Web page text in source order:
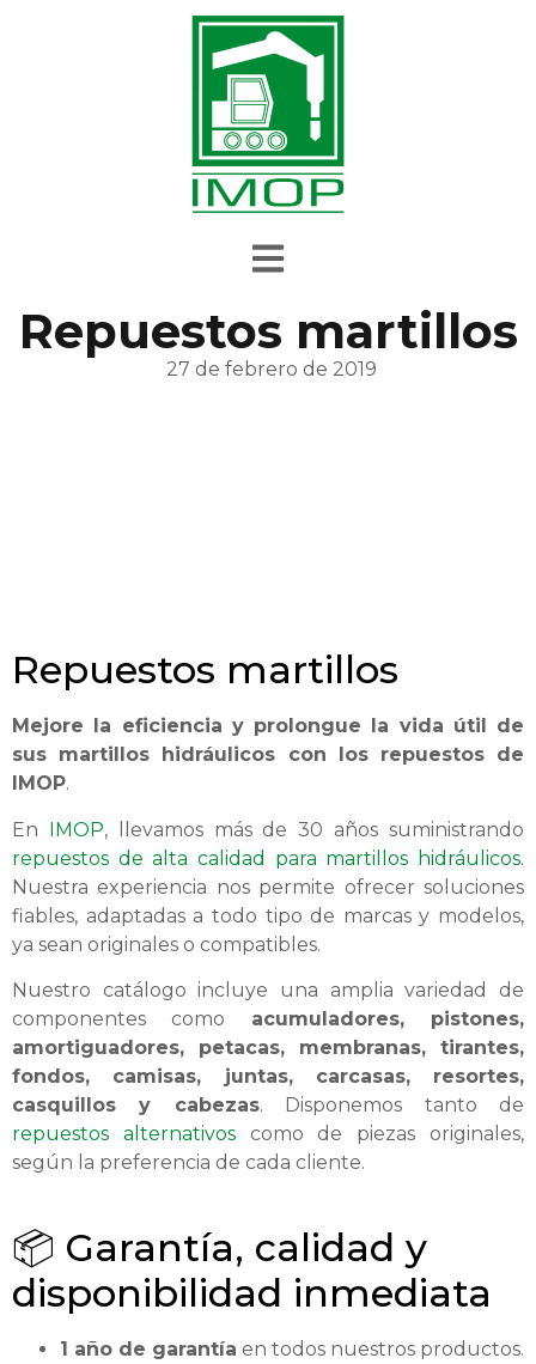
Repuestos martillos
27 de febrero de 2019
Repuestos martillos
Mejore la eficiencia y prolongue la vida útil de
sus martillos hidráulicos con los repuestos de
IMOP.
En IMOP, llevamos más de 30 años suministrando
repuestos de alta calidad para martillos hidráulicos.
Nuestra experiencia nos permite ofrecer soluciones
fiables, adaptadas a todo tipo de marcas y modelos,
ya sean originales o compatibles.
Nuestro catálogo incluye una amplia variedad de
componentes como acumuladores, pistones,
amortiguadores, petacas, membranas, tirantes,
fondos, camisas, juntas, carcasas, resortes,
casquillos y cabezas. Disponemos tanto de
repuestos alternativoscomo de piezas originales,
según la preferencia de cada cliente.
📦 Garantía, calidad y
disponibilidad inmediata
1 año de garantía en todos nuestros productos.